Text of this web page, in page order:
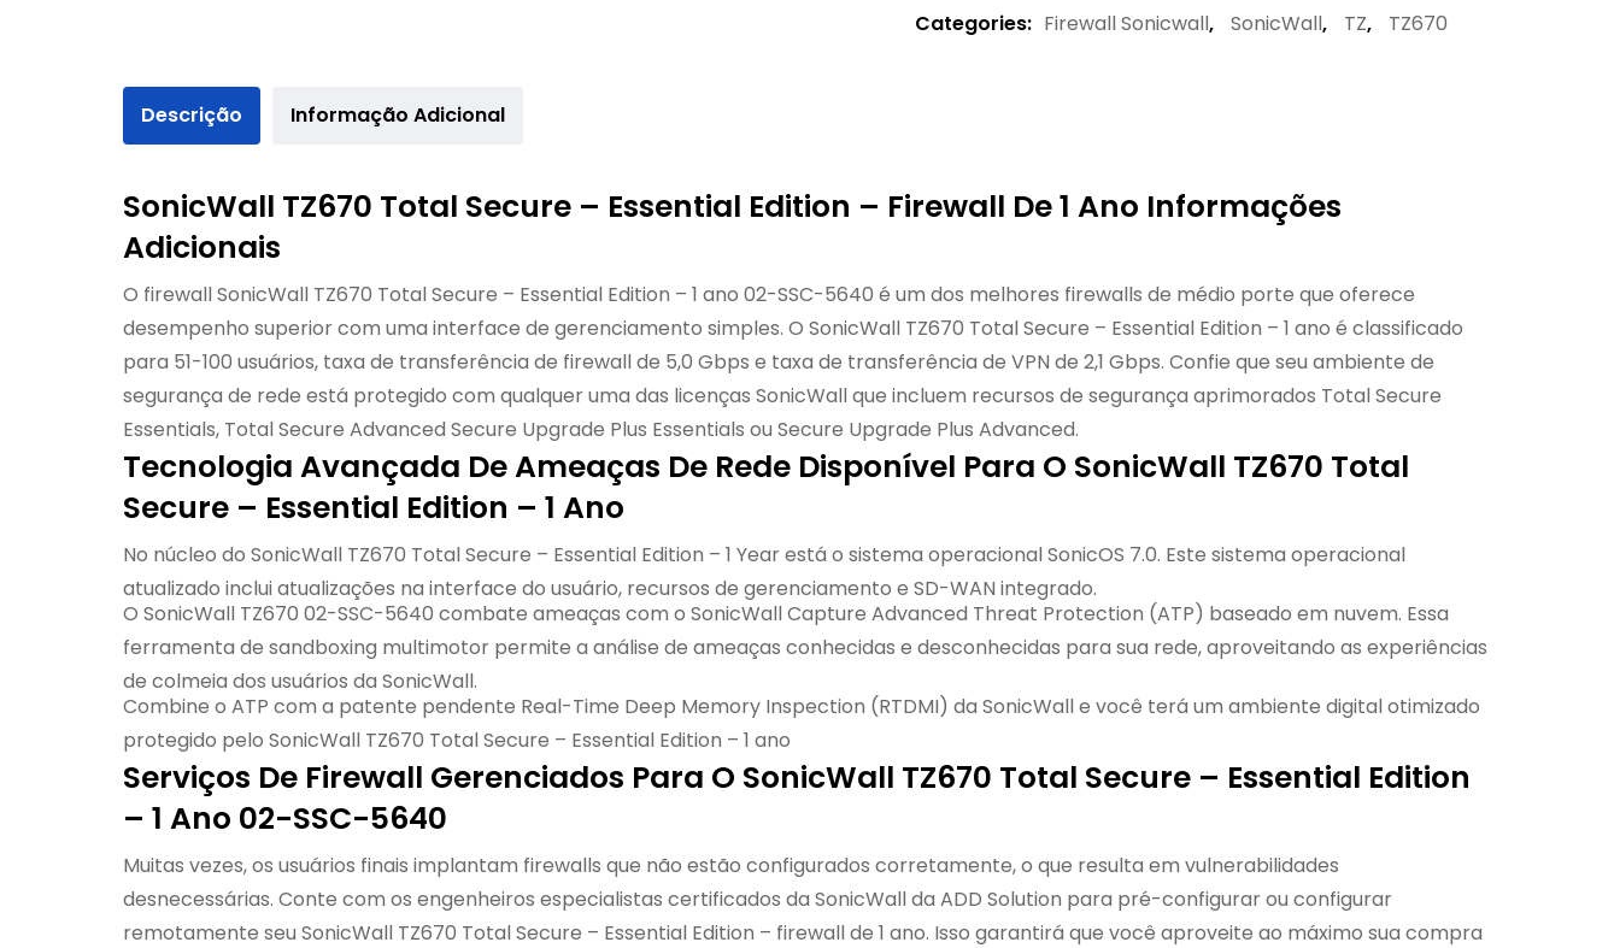
Categories: Firewall Sonicwall, SonicWall, TZ, TZ670
Descrição Informação Adicional
SonicWall TZ670 Total Secure – Essential Edition – Firewall De 1 Ano Informações
Adicionais
O firewall SonicWall TZ670 Total Secure – Essential Edition – 1 ano 02-SSC-5640 é um dos melhores firewalls de médio porte que oferece
desempenho superior com uma interface de gerenciamento simples. O SonicWall TZ670 Total Secure – Essential Edition – 1 ano é classificado
para 51-100 usuários, taxa de transferência de firewall de 5,0 Gbps e taxa de transferência de VPN de 2,1 Gbps. Confie que seu ambiente de
segurança de rede está protegido com qualquer uma das licenças SonicWall que incluem recursos de segurança aprimorados Total Secure
Essentials, Total Secure Advanced Secure Upgrade Plus Essentials ou Secure Upgrade Plus Advanced.
Tecnologia Avançada De Ameaças De Rede Disponível Para O SonicWall TZ670 Total
Secure – Essential Edition – 1 Ano
No núcleo do SonicWall TZ670 Total Secure – Essential Edition – 1 Year está o sistema operacional SonicOS 7.0. Este sistema operacional
atualizado inclui atualizações na interface do usuário, recursos de gerenciamento e SD-WAN integrado.
O SonicWall TZ670 02-SSC-5640 combate ameaças com o SonicWall Capture Advanced Threat Protection (ATP) baseado em nuvem. Essa
ferramenta de sandboxing multimotor permite a análise de ameaças conhecidas e desconhecidas para sua rede, aproveitando as experiências
de colmeia dos usuários da SonicWall.
Combine o ATP com a patente pendente Real-Time Deep Memory Inspection (RTDMI) da SonicWall e você terá um ambiente digital otimizado
protegido pelo SonicWall TZ670 Total Secure – Essential Edition – 1 ano
Serviços De Firewall Gerenciados Para O SonicWall TZ670 Total Secure – Essential Edition
– 1 Ano 02-SSC-5640
Muitas vezes, os usuários finais implantam firewalls que não estão configurados corretamente, o que resulta em vulnerabilidades
desnecessárias. Conte com os engenheiros especialistas certificados da SonicWall da ADD Solution para pré-configurar ou configurar
remotamente seu SonicWall TZ670 Total Secure – Essential Edition – firewall de 1 ano. Isso garantirá que você aproveite ao máximo sua compra